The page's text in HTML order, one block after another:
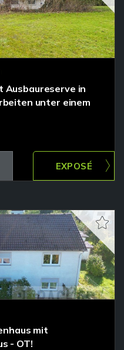
Ausbaureserve in
unter einem
mit
- OT!